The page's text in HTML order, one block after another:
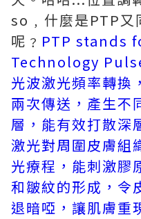
so﹐什麼是PTP
呢﹖ PTP stands
Technology
光波激光頻率轉換
兩次傳送，產生不
層，能有效打散深
激光對周圍皮膚組
光療程，能刺激膠
和皺紋的形成，令
退暗啞，讓肌膚重